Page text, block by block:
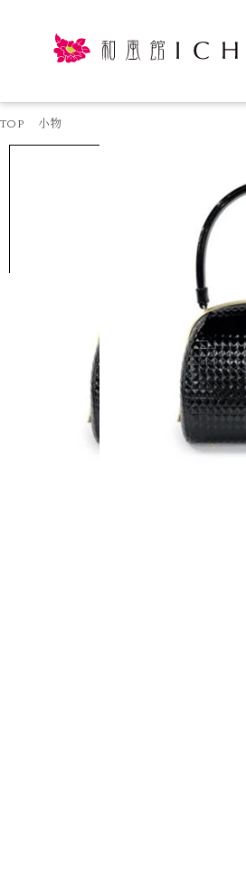
FURISODE
RENTAL
TOP 小物